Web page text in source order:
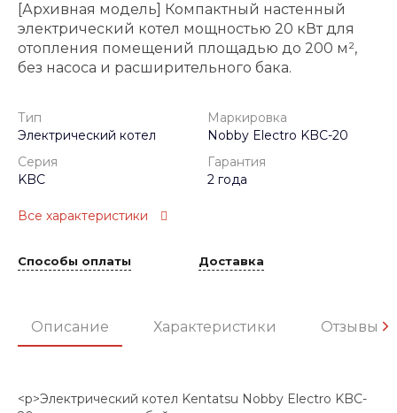
[Архивная модель] Компактный настенный
электрический котел мощностью 20 кВт для
отопления помещений площадью до 200 м²,
без насоса и расширительного бака.
Тип
Электрический котел
Маркировка
Nobby Electro KBC-20
Серия
KBC
Гарантия
2 года
Все характеристики
Способы оплаты Доставка
Описание Характеристики Отзывы
<p>Электрический котел Kentatsu Nobby Electro KBC-